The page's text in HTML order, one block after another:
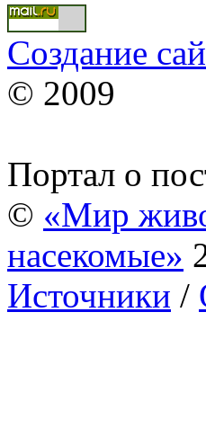
Создание
© 2009
Портал о
© «Мир
насекомые»
Источники /